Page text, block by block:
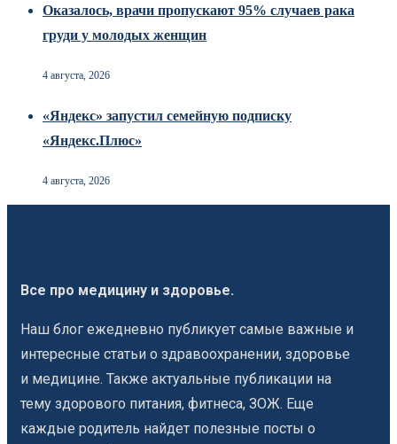
Оказалось, врачи пропускают 95% случаев рака
груди у молодых женщин
4 августа, 2026
«Яндекс» запустил семейную подписку
«Яндекс.Плюс»
4 августа, 2026
Все про медицину и здоровье.
Наш блог ежедневно публикует самые важные и
интересные статьи о здравоохранении, здоровье
и медицине. Также актуальные публикации на
тему здорового питания, фитнеса, ЗОЖ. Еще
каждые родитель найдет полезные посты о